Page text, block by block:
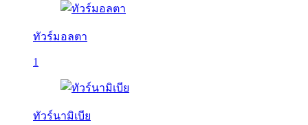
ทัวร์มอลตา
1
ทัวร์นามิเบีย